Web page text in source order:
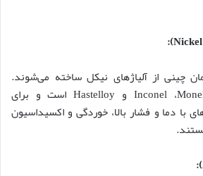
چینی از آلیاژهای نیکل ساخته می‌شوند.
آلیاژهای نیکل شامل Inconel ،Monel و Hastelloy است و برای
با دما و فشار بالا، خوردگی و اکسیداسیون